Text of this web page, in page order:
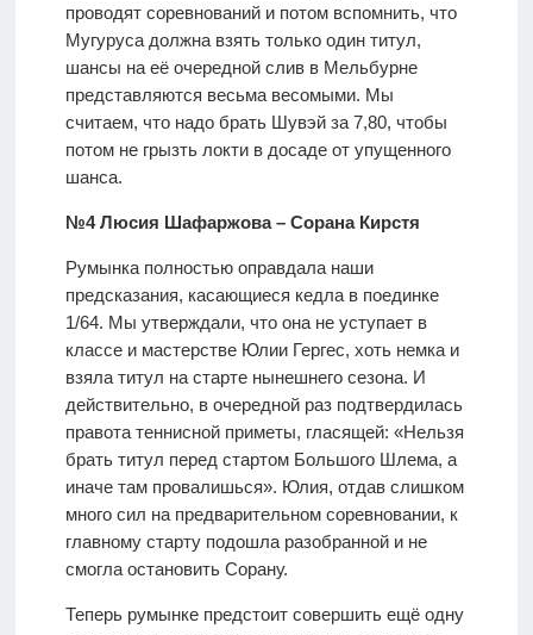
проводят соревнований и потом вспомнить, что
Мугуруса должна взять только один титул,
шансы на её очередной слив в Мельбурне
представляются весьма весомыми. Мы
считаем, что надо брать Шувэй за 7,80, чтобы
потом не грызть локти в досаде от упущенного
шанса.
№4 Люсия Шафаржова – Сорана Кирстя
Румынка полностью оправдала наши
предсказания, касающиеся кедла в поединке
1/64. Мы утверждали, что она не уступает в
классе и мастерстве Юлии Гергес, хоть немка и
взяла титул на старте нынешнего сезона. И
действительно, в очередной раз подтвердилась
правота теннисной приметы, гласящей: «Нельзя
брать титул перед стартом Большого Шлема, а
иначе там провалишься». Юлия, отдав слишком
много сил на предварительном соревновании, к
главному старту подошла разобранной и не
смогла остановить Сорану.
Теперь румынке предстоит совершить ещё одну